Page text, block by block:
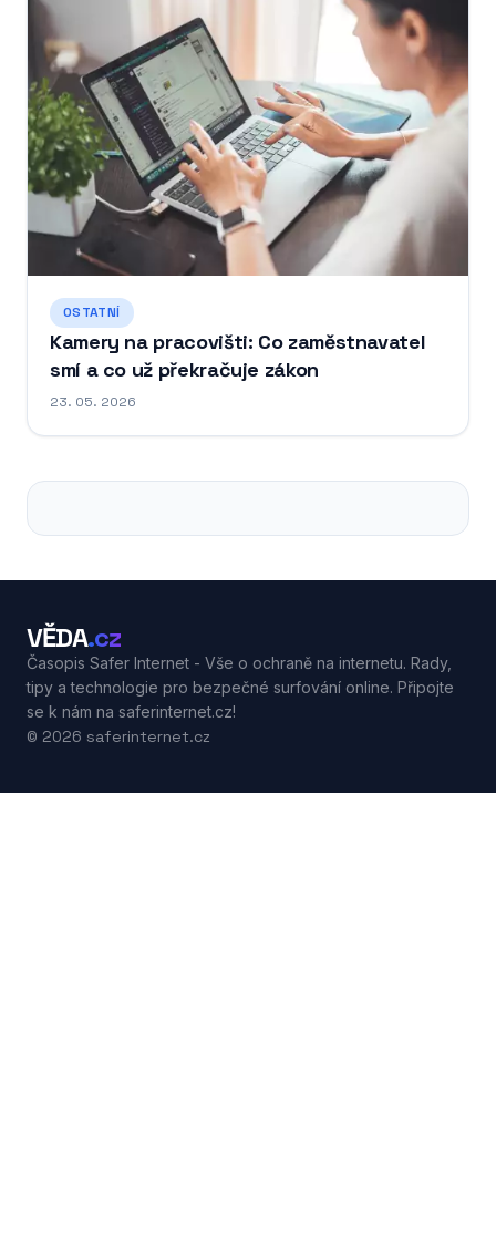
OSTATNÍ
Kamery na pracovišti: Co zaměstnavatel
smí a co už překračuje zákon
23. 05. 2026
VĚDA.cz
Časopis Safer Internet - Vše o ochraně na internetu. Rady,
tipy a technologie pro bezpečné surfování online. Připojte
se k nám na saferinternet.cz!
© 2026 saferinternet.cz